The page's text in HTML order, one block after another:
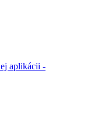
aplikácii -